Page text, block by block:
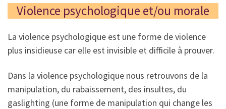
Violence psychologique et/ou morale
La violence psychologique est une forme de violence
plus insidieuse car elle est invisible et difficile à prouver.
Dans la violence psychologique nous retrouvons de la
manipulation, du rabaissement, des insultes, du
gaslighting (une forme de manipulation qui change les